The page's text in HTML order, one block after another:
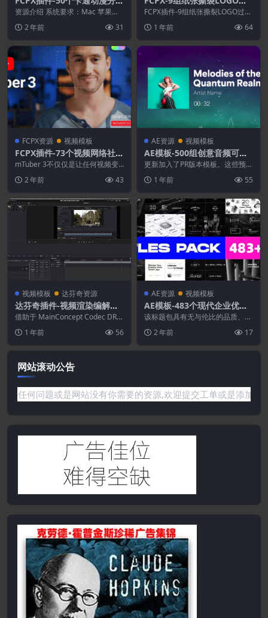
转场标题字幕背景图形排版动
画包
资源介绍 系统要求：Mac 苹果系
容：支持Int...
2 年前 31
渡转场预设
FCPX插件-9组纸张撕裂LOGO过渡
O，以及以...
1 年前 64
FCPX资源 视频模板
FCPX插件-73个视频网络社交
媒体宣传图文包装动画 mTu
ber 3+使用教程
mTuber 3不仅仅是让任何视频变
件拥有丰富的开...
2 年前 43
AE资源 视频模板
AE模板-500组创意音频可视
化图形主题包装宣传动画
更新加入了PR版本模板。这些预设
个音频展示台，5...
1 年前 55
视频模板 达芬奇资源
达芬奇插件-视频渲染编解码
器输出达芬奇插件
借助于 MainConcept Codec DR这
—...1 年前 56
AE资源 视频模板
AE模板-483个现代企业优雅
简约科技复古文字标题图形排
版动画
该标题包具有无与伦比的品质、多
佳设计和动画的最新集...
2 年前 17
网站滚动公告
源!如果遇到任何问题或是网站没有你需要的资源,欢迎提交工单